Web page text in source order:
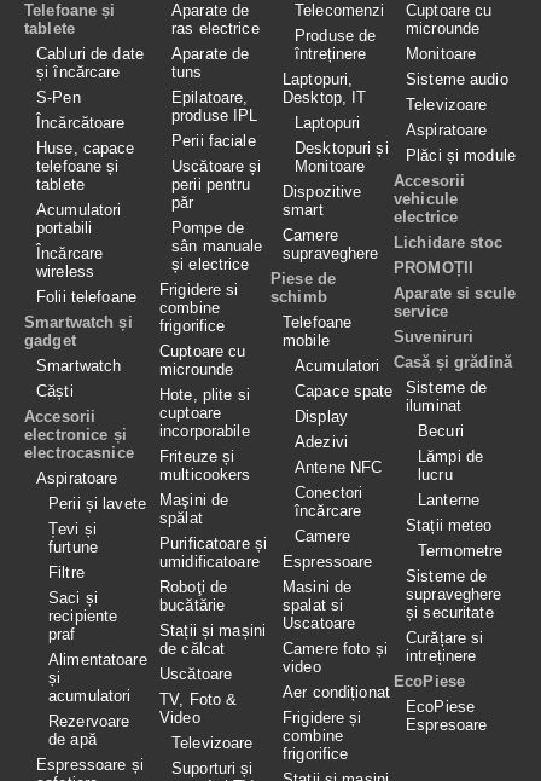
Telefoane și
tablete
Cabluri de date
și încărcare
S-Pen
Încărcătoare
Huse, capace
telefoane și
tablete
Acumulatori
portabili
Încărcare
wireless
Folii telefoane
Smartwatch și
gadget
Smartwatch
Căști
Accesorii
electronice și
electrocasnice
Aspiratoare
Perii și lavete
Țevi și
furtune
Filtre
Saci și
recipiente
praf
Alimentatoare
și
acumulatori
Rezervoare
de apă
Espressoare și
Aparate de
ras electrice
Aparate de
tuns
Epilatoare,
produse IPL
Perii faciale
Uscătoare și
perii pentru
păr
Pompe de
sân manuale
și electrice
Frigidere si
combine
frigorifice
Cuptoare cu
microunde
Hote, plite si
cuptoare
incorporabile
Friteuze și
multicookers
Maşini de
spălat
Purificatoare și
umidificatoare
Roboţi de
bucătărie
Stații și mașini
de călcat
Uscătoare
TV, Foto &
Video
Televizoare
Suporturi și
Telecomenzi
Produse de
întreținere
Laptopuri,
Desktop, IT
Laptopuri
Desktopuri și
Monitoare
Dispozitive
smart
Camere
supraveghere
Piese de
schimb
Telefoane
mobile
Acumulatori
Capace spate
Display
Adezivi
Antene NFC
Conectori
încărcare
Camere
Espressoare
Masini de
spalat si
Uscatoare
Camere foto și
video
Aer condiționat
Frigidere și
combine
frigorifice
Cuptoare cu
microunde
Monitoare
Sisteme audio
Televizoare
Aspiratoare
Plăci și module
Accesorii
vehicule
electrice
Lichidare stoc
PROMOȚII
Aparate si scule
service
Suveniruri
Casă și grădină
Sisteme de
iluminat
Becuri
Lămpi de
lucru
Lanterne
Stații meteo
Termometre
Sisteme de
supraveghere
și securitate
Curățare si
intreținere
EcoPiese
EcoPiese
Espresoare